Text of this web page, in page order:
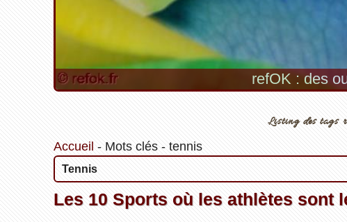
refOK : des
Listing des tags
Accueil - Mots clés- tennis
Tennis
Les 10 Sports où les athlètes sont